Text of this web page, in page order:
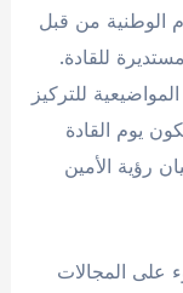
الوطنية من قبل
للقادة.
للتركيز
يوم القادة
رؤية الأمين
على المجالات